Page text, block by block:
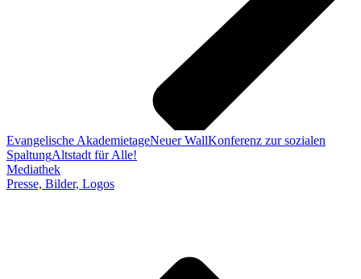
Evangelische AkademietageNeuer WallKonferenz zur sozialen
SpaltungAltstadt für Alle!
Mediathek
Presse, Bilder, Logos